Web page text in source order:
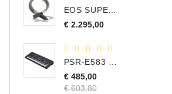
EOS SUPERIOR EM Schuko - C15 - Netstroom Kabel, 1.0 Meter
€ 2.295,00Prijs
€ 485,00Normale
prijs
€ 603,80Prijs